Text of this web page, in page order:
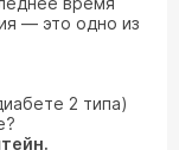
— это одно из
2 типа)